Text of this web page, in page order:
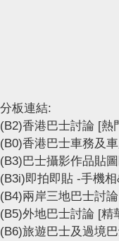
分板連結:
(B2)香港巴士討論 [熱
(B0)香港巴士車務及
(B3)巴士攝影作品貼
(B3i)即拍即貼 -手機
(B4)兩岸三地巴士討論
(B5)外地巴士討論 [精
(B6)旅遊巴士及過境